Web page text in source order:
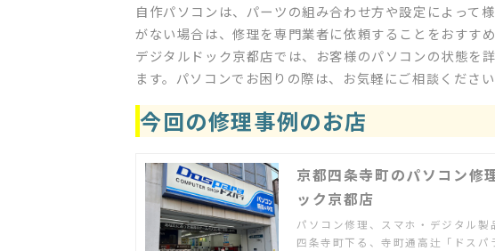
自作パソコンは、パーツの組み合わせ方や設定によって
がない場合は、修理を専門業者に依頼することをおすすめ
デジタルドック京都店では、お客様のパソコンの状態を
ます。パソコンでお困りの際は、お気軽にご相談ください
今回の修理事例のお店
京都四条寺町のパソコン修
ック京都店
パソコン修理、スマホ・デジタル製
四条寺町下る、寺町通高辻「ドス